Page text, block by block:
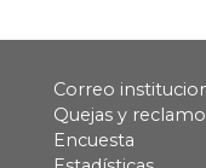
Correo
Quejas y
Encuesta